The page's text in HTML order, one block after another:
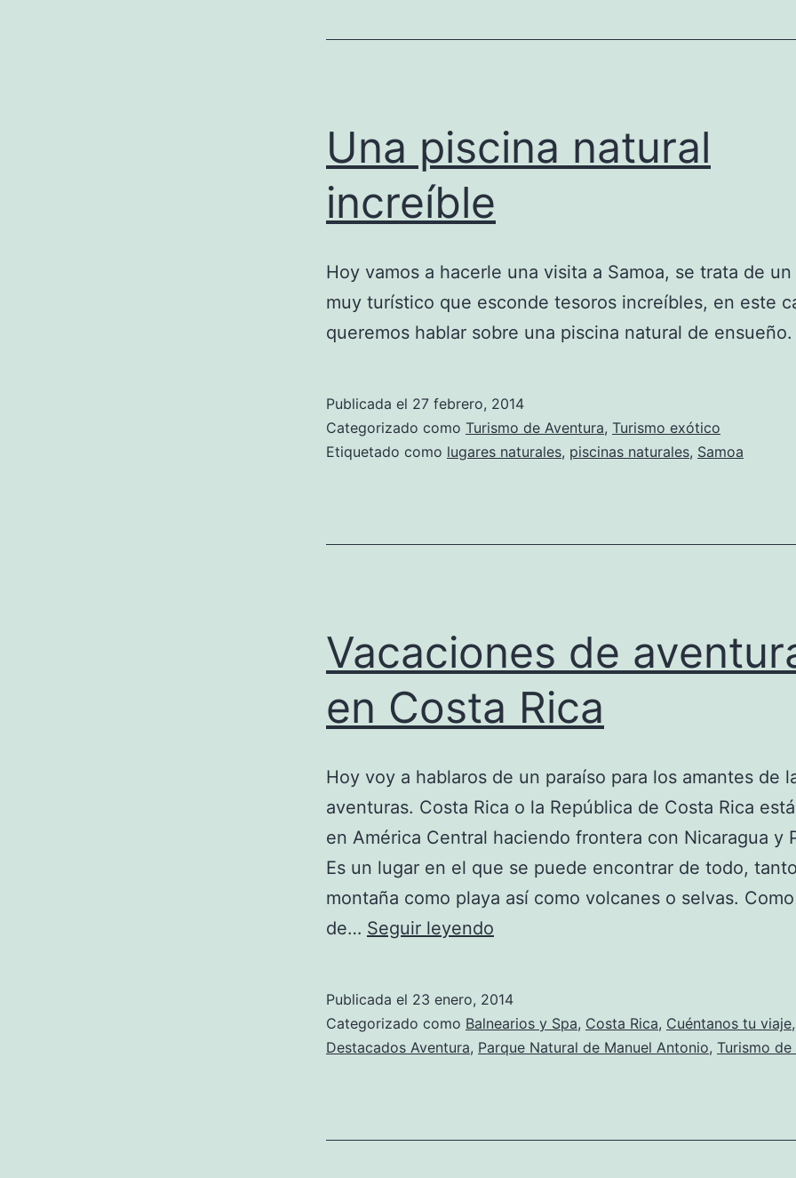
Una piscina natural
increíble
Hoy vamos a hacerle una visita a Samoa, se trata de
muy turístico que esconde tesoros increíbles, en este
queremos hablar sobre una piscina natural de ensueño.
Publicada el 27 febrero, 2014
Categorizado como Turismo de Aventura, Turismo exótico
Etiquetado como lugares naturales, piscinas naturales, Samoa
Vacaciones de
en Costa Rica
Hoy voy a hablaros de un paraíso para los amantes de
aventuras. Costa Rica o la República de Costa Rica
en América Central haciendo frontera con Nicaragua y
Es un lugar en el que se puede encontrar de todo,
montaña como playa así como volcanes o selvas.
de… Seguir leyendo
en
Costa
Publicada el 23 enero, 2014
Categorizado como Balnearios y Spa, Costa Rica, Cuéntanos tu viaje,
Destacados Aventura, Parque Natural de Manuel Antonio, Turismo de